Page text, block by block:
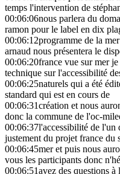
temps l'intervention de
00:06:06nous parlera du
ramon pour le label en dix
00:06:12programme de la
arnaud nous présentera le
00:06:20france vue sur mer
technique sur l'accessibilité
00:06:25naturels qui a été
standard qui est en cours de
00:06:31création et nous
donc la commune de l'oc-
00:06:37l'accessibilité de l'un
justement du projet france du
00:06:45mer et puis nous
vous les participants donc
00:06:51avez des questions à